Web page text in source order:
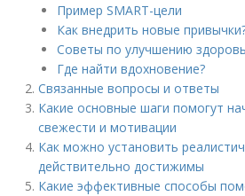
Пример SMART-цели
Как внедрить новые
Советы по улучшению
Где найти вдохновение?
Связанные вопросы и ответы
Какие основные шаги помогут
свежести и мотивации
Как можно установить
действительно достижимы
Какие эффективные способы